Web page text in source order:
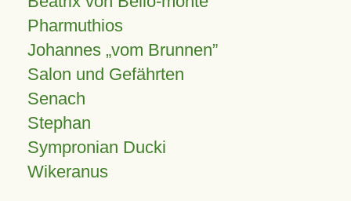
Pharmuthios
Johannes vom Brunnen
Salon und Gefährten
Senach
Stephan
Sympronian Ducki
Wikeranus